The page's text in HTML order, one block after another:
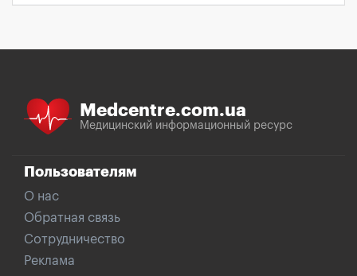
Medcentre.com.ua
Медицинский информационный ресурс
Пользователям
О нас
Обратная связь
Сотрудничество
Реклама